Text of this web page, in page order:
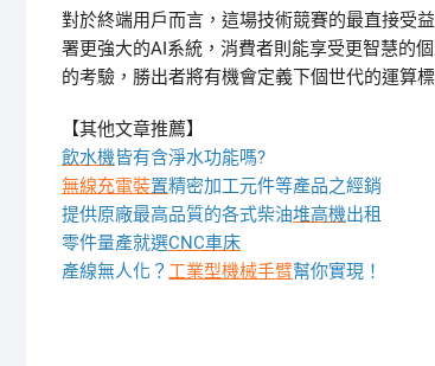
對於終端用戶而言，這場技術競賽的最直接受
署更強大的AI系統，消費者則能享受更智慧的
的考驗，勝出者將有機會定義下個世代的運算標
【其他文章推薦】
飲水機皆有含淨水功能嗎?
無線充電裝置精密加工元件等產品之經銷
提供原廠最高品質的各式柴油堆高機出租
零件量產就選CNC車床
產線無人化？ 工業型機械手臂幫你實現！